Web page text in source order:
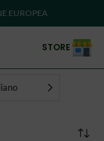
EUROPEA
STORE